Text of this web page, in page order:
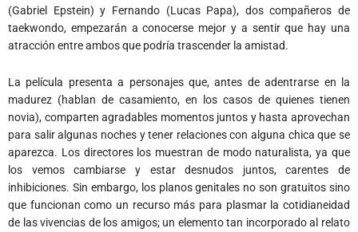
(Gabriel Epstein) y Fernando (Lucas Papa), dos compañeros de
taekwondo, empezarán a conocerse mejor y a sentir que hay una
atracción entre ambos que podría trascender la amistad.
La película presenta a personajes que, antes de adentrarse en la
madurez (hablan de casamiento, en los casos de quienes tienen
novia), comparten agradables momentos juntos y hasta aprovechan
para salir algunas noches y tener relaciones con alguna chica que se
aparezca. Los directores los muestran de modo naturalista, ya que
los vemos cambiarse y estar desnudos juntos, carentes de
inhibiciones. Sin embargo, los planos genitales no son gratuitos sino
que funcionan como un recurso más para plasmar la cotidianeidad
de las vivencias de los amigos; un elemento tan incorporado al relato